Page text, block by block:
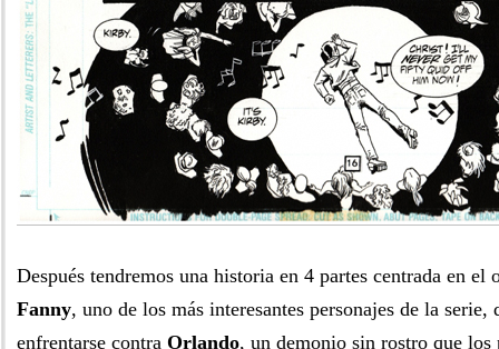
Después tendremos una historia en 4 partes centrada en el
Fanny, uno de los más interesantes personajes de la serie,
enfrentarse contra Orlando, un demonio sin rostro que los